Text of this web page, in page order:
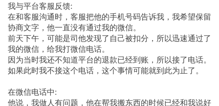
我与平台客服反馈:
在和客服沟通时，客服把他的手机号码告诉我，我希望保留
协商文字，他一直没有通过我的微信。
前天下午，可能是司他发现了自己被扣分，所以迅速通过了
我的微信，给我打微信电话。
因为当时我还不知道平台的退款已经到账，所以接了电话。
如果此时我不接这个电话，这个事情可能就到此为止了。
在微信电话中:
他说，我做人有问题，他在帮我搬东西的时候已经和我说好